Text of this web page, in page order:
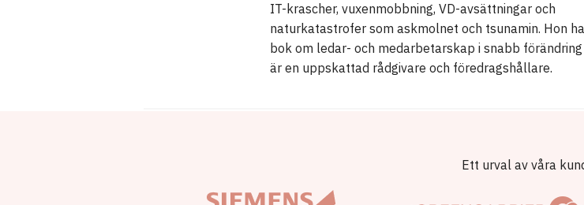
IT-krascher, vuxenmobbning, VD-avsättningar och
naturkatastrofer som askmolnet och tsunamin. Hon
bok om ledar- och medarbetarskap i snabb
är en uppskattad rådgivare och föredragshållare.
Ett urval av våra